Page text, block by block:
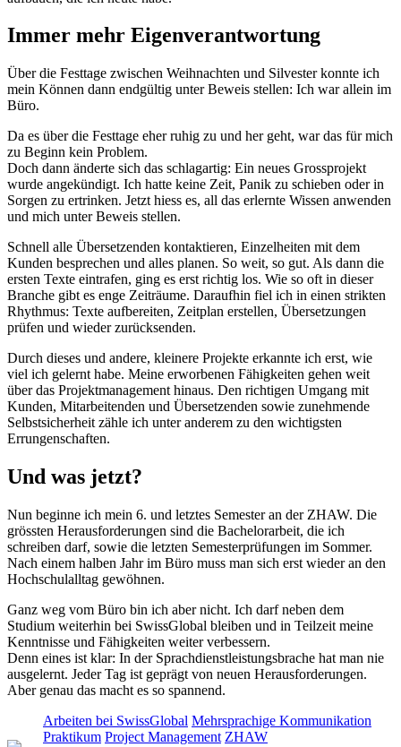
Immer mehr Eigenverantwortung
Über die Festtage zwischen Weihnachten und Silvester konnte ich
mein Können dann endgültig unter Beweis stellen: Ich war allein im
Büro.
Da es über die Festtage eher ruhig zu und her geht, war das für mich
zu Beginn kein Problem.
Doch dann änderte sich das schlagartig: Ein neues Grossprojekt
wurde angekündigt. Ich hatte keine Zeit, Panik zu schieben oder in
Sorgen zu ertrinken. Jetzt hiess es, all das erlernte Wissen anwenden
und mich unter Beweis stellen.
Schnell alle Übersetzenden kontaktieren, Einzelheiten mit dem
Kunden besprechen und alles planen. So weit, so gut. Als dann die
ersten Texte eintrafen, ging es erst richtig los. Wie so oft in dieser
Branche gibt es enge Zeiträume. Daraufhin fiel ich in einen strikten
Rhythmus: Texte aufbereiten, Zeitplan erstellen, Übersetzungen
prüfen und wieder zurücksenden.
Durch dieses und andere, kleinere Projekte erkannte ich erst, wie
viel ich gelernt habe. Meine erworbenen Fähigkeiten gehen weit
über das Projektmanagement hinaus. Den richtigen Umgang mit
Kunden, Mitarbeitenden und Übersetzenden sowie zunehmende
Selbstsicherheit zähle ich unter anderem zu den wichtigsten
Errungenschaften.
Und was jetzt?
Nun beginne ich mein 6. und letztes Semester an der ZHAW. Die
grössten Herausforderungen sind die Bachelorarbeit, die ich
schreiben darf, sowie die letzten Semesterprüfungen im Sommer.
Nach einem halben Jahr im Büro muss man sich erst wieder an den
Hochschulalltag gewöhnen.
Ganz weg vom Büro bin ich aber nicht. Ich darf neben dem
Studium weiterhin bei SwissGlobal bleiben und in Teilzeit meine
Kenntnisse und Fähigkeiten weiter verbessern.
Denn eines ist klar: In der Sprachdienstleistungsbrache hat man nie
ausgelernt. Jeder Tag ist geprägt von neuen Herausforderungen.
Aber genau das macht es so spannend.
Arbeiten bei SwissGlobal Mehrsprachige Kommunikation
Praktikum Project Management ZHAW